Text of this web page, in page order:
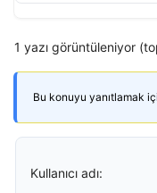
1 yazı görüntüleniyor
Bu konuyu yanıtlamak
Kullanıcı adı: